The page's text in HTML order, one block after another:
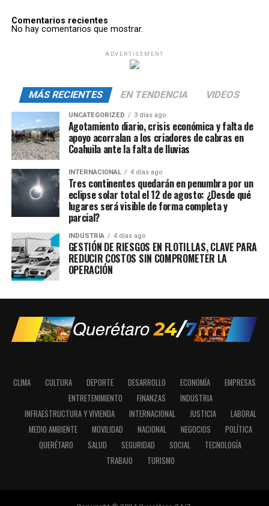
Comentarios recientes
No hay comentarios que mostrar.
ADVERTISEMENT
MÁS RECIENTES EN TENDENCIA VIDEOS
UNCATEGORIZED 3 días ago
Agotamiento diario, crisis económica y falta de
apoyo acorralan a los criadores de cabras en
Coahuila ante la falta de lluvias
INTERNACIONAL 4 días ago
Tres continentes quedarán en penumbra por un
eclipse solar total el 12 de agosto: ¿Desde qué
lugares será visible de forma completa y
parcial?
INDUSTRIA 4 días ago
GESTIÓN DE RIESGOS EN FLOTILLAS, CLAVE PARA
REDUCIR COSTOS SIN COMPROMETER LA
OPERACIÓN
CLIMA CULTURA DEPORTE DESARROLLO ECONOMÍA
EMPRESAS
ENTRETENIMIENTO
FINANZAS
INDUSTRIA
INFRAESTRUCTURA Y VIVIENDA
INTERNACIONAL JUSTICIA
LABORAL
MEDIO AMBIENTE
MOVILIDAD NACIONAL NEGOCIOS
POLÍTICA
QUERÉTARO
SALUD SEGURIDAD SOCIAL
TECNOLOGÍA
TRABAJO
TURISMO